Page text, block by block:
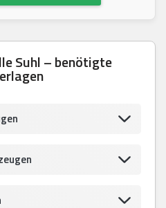
Suhl – benötigte